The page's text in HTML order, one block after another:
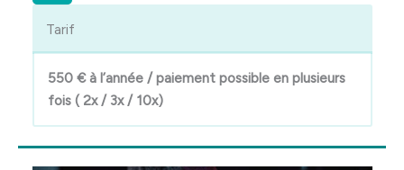
Tarif
550 € à l’année / paiement possible en plusieurs
fois ( 2x / 3x / 10x)